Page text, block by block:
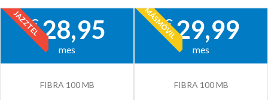
JAZZTEL
€28,95
mes
FIBRA 100 MB
MÁSMÓVIL
€29,99
mes
FIBRA 100 MB